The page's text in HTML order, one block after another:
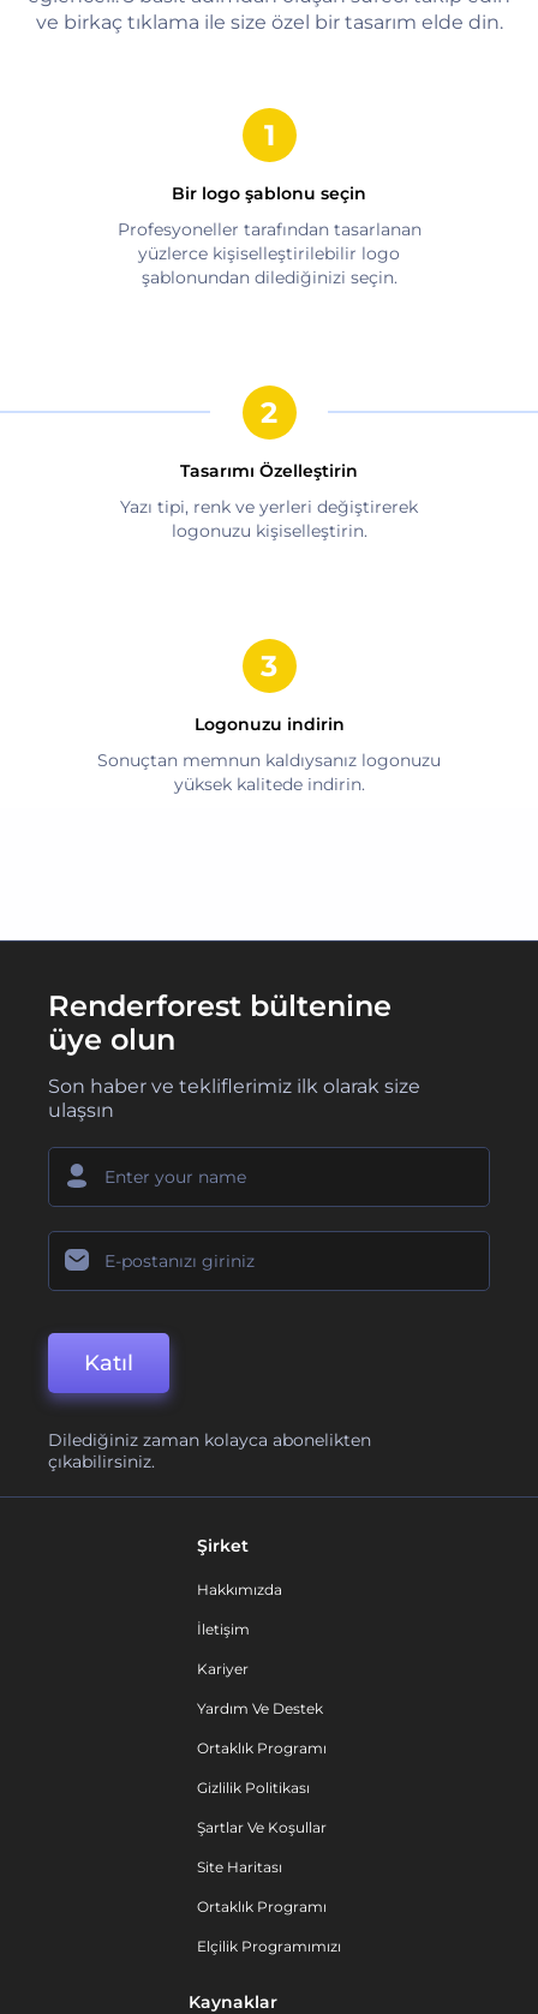
ve birkaç tıklama ile size özel bir tasarım elde din.
Bir logo şablonu seçin
Profesyoneller tarafından tasarlanan
yüzlerce kişiselleştirilebilir logo
şablonundan dilediğinizi seçin.
Tasarımı Özelleştirin
Yazı tipi, renk ve yerleri değiştirerek
logonuzu kişiselleştirin.
Logonuzu indirin
Sonuçtan memnun kaldıysanız logonuzu
yüksek kalitede indirin.
Renderforest bültenine
üye olun
Son haber ve tekliflerimiz ilk olarak size
ulaşsın
Katıl
Dilediğiniz zaman kolayca abonelikten
çıkabilirsiniz.
Şirket
Hakkımızda
İletişim
Kariyer
Yardım Ve Destek
Ortaklık Programı
Gizlilik Politikası
Şartlar Ve Koşullar
Site Haritası
Ortaklık Programı
Elçilik Programımızı
Kaynaklar